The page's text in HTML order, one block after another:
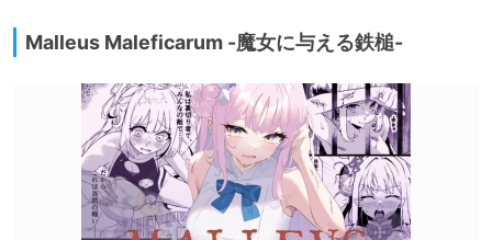
Malleus Maleficarum -魔女に与える鉄槌-